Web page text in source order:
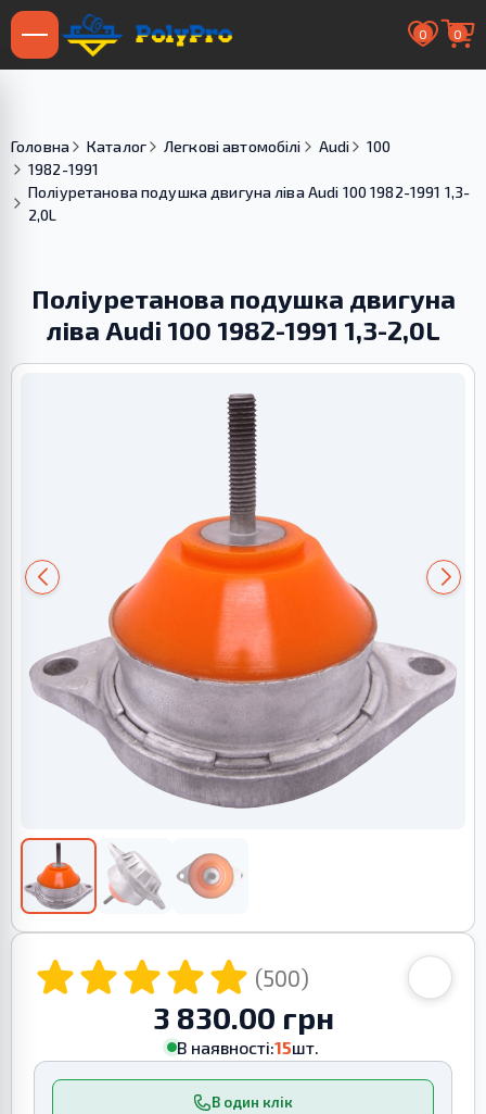
0 0
Головна Каталог Легкові автомобілі Audi
100
1982-1991
Поліуретанова подушка двигуна ліва Audi 100 1982-1991 1,3-
2,0L
Поліуретанова подушка двигуна
ліва Audi 100 1982-1991 1,3-2,0L
(500)
3 830.00 грн
В наявності:15шт.
В один клік